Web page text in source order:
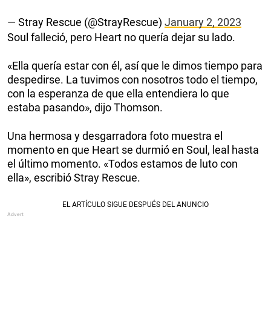
— Stray Rescue (@StrayRescue) January 2, 2023
Soul falleció, pero Heart no quería dejar su lado.
«Ella quería estar con él, así que le dimos tiempo para
despedirse. La tuvimos con nosotros todo el tiempo,
con la esperanza de que ella entendiera lo que
estaba pasando», dijo Thomson.
Una hermosa y desgarradora foto muestra el
momento en que Heart se durmió en Soul, leal hasta
el último momento. «Todos estamos de luto con
ella», escribió Stray Rescue.